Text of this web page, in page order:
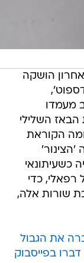
הושקה
מעמדו
השלילי
הקוראת
'הצינור'
כשעיתונאי
כדי
שורות אלה,
את הגבול
בפייסבוק